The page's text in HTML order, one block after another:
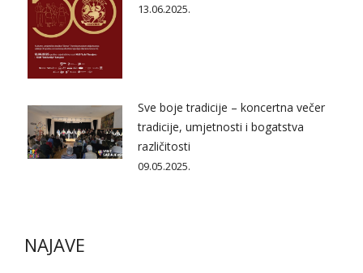
13.06.2025.
Sve boje tradicije – koncertna večer
tradicije, umjetnosti i bogatstva
različitosti
09.05.2025.
NAJAVE